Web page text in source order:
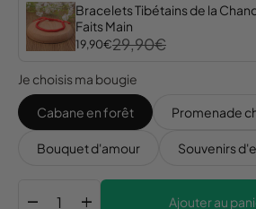
Bracelets Tibétains de la
Faits Main
19,90€29,90€
Je choisis ma bougie
Cabane en forêt Promenade
Bouquet d'amour Souvenirs
remove add Ajouter au